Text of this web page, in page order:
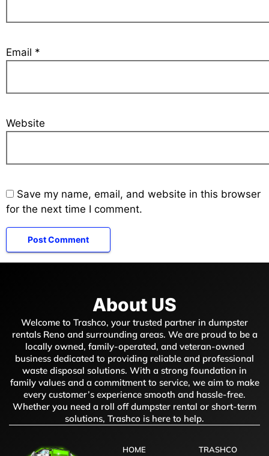
Email *
Website
Save my name, email, and website in this browser
for the next time I comment.
About US
Welcome to Trashco, your trusted partner in dumpster
rentals Reno and surrounding areas. We are proud to be a
locally owned, family-operated, and veteran-owned
business dedicated to providing reliable and professional
waste disposal solutions. With a strong foundation in
family values and a commitment to service, we aim to make
every customer’s experience smooth and hassle-free.
Whether you need a roll off dumpster rental or short-term
solutions, Trashco is here to help.
HOME
TRASHCO